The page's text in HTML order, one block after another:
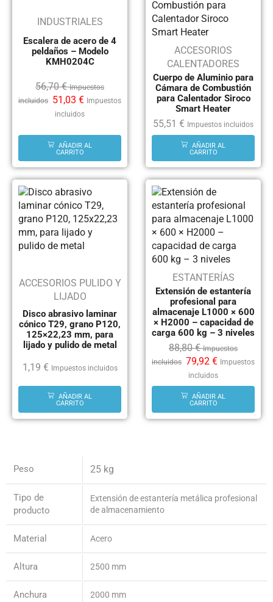
INDUSTRIALES
Escalera de acero de 4
peldaños – Modelo
KMH0204C
56,70€ Impuestos
incluidos 51,03 € Impuestos
incluidos
AÑADIR AL
CARRITO
ACCESORIOS
CALENTADORES
Cuerpo de Aluminio para
Cámara de Combustión
para Calentador Siroco
Smart Heater
55,51 € Impuestos incluidos
AÑADIR AL
CARRITO
ACCESORIOS PULIDO Y
LIJADO
Disco abrasivo laminar
cónico T29, grano P120,
125×22,23 mm, para
lijado y pulido de metal
1,19 € Impuestos incluidos
AÑADIR AL
CARRITO
ESTANTERÍAS
Extensión de estantería
profesional para
almacenaje L1000 × 600
× H2000 – capacidad de
carga 600 kg – 3 niveles
88,80€ Impuestos
incluidos 79,92 € Impuestos
incluidos
AÑADIR AL
CARRITO
Peso 25 kg
Tipo de
producto
Extensión de estantería metálica profesional
de almacenamiento
Material Acero
Altura 2500 mm
Anchura 2000 mm